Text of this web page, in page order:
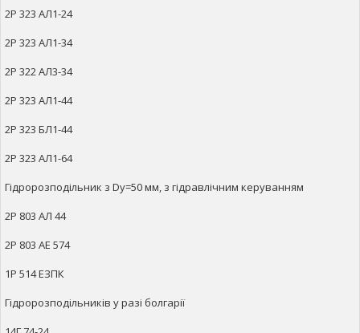
2Р 323 АЛ1-24
2Р 323 АЛ1-34
2Р 322 АЛ3-34
2Р 323 АЛ1-44
2Р 323 БЛ1-44
2Р 323 АЛ1-64
Гідророзподільник з Dy=50 мм, з гідравлічним керуванням
2Р 803 АЛ 44
2Р 803 АЕ 574
1Р 514 ЕЗПК
Гідророзподільників у разі болгарії